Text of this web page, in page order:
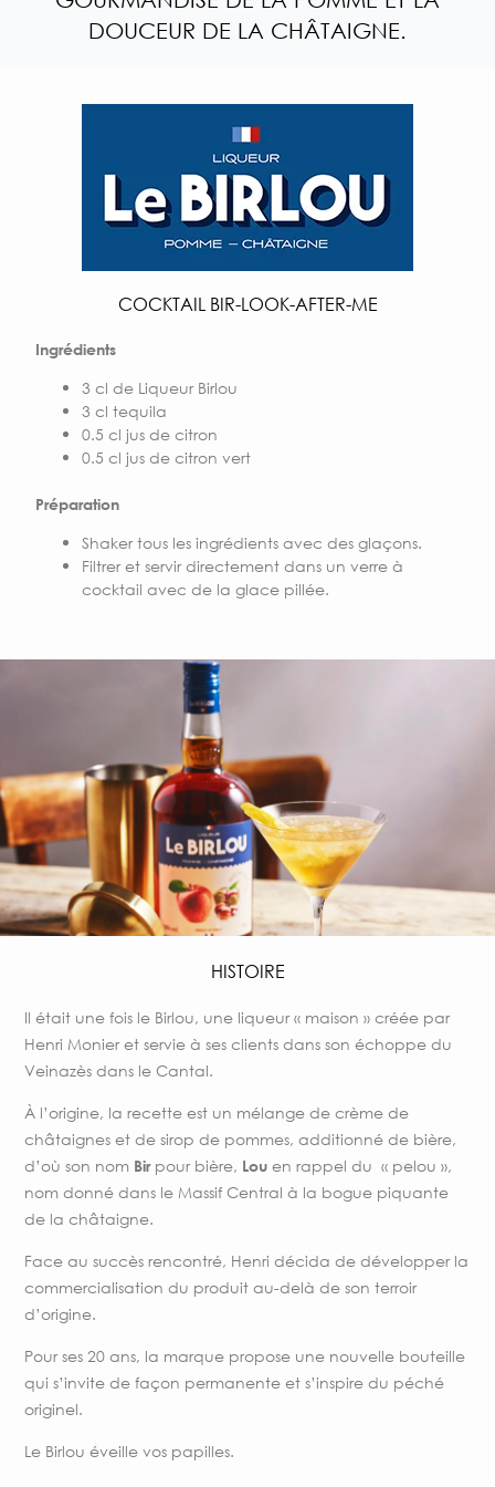
DOUCEUR DE LA CHÂTAIGNE.
COCKTAIL BIR-LOOK-AFTER-ME
Ingrédients
3 cl de Liqueur Birlou
3 cl tequila
0.5 cl jus de citron
0.5 cl jus de citron vert
Préparation
Shaker tous les ingrédients avec des glaçons.
Filtrer et servir directement dans un verre à
cocktail avec de la glace pillée.
HISTOIRE
Il était une fois le Birlou, une liqueur « maison » créée par
Henri Monier et servie à ses clients dans son échoppe du
Veinazès dans le Cantal.
À l’origine, la recette est un mélange de crème de
châtaignes et de sirop de pommes, additionné de bière,
d’où son nom Birpour bière, Lou en rappel du « pelou »,
nom donné dans le Massif Central à la bogue piquante
de la châtaigne.
Face au succès rencontré, Henri décida de développer la
commercialisation du produit au-delà de son terroir
d’origine.
Pour ses 20 ans, la marque propose une nouvelle bouteille
qui s’invite de façon permanente et s’inspire du péché
originel.
Le Birlou éveille vos papilles.